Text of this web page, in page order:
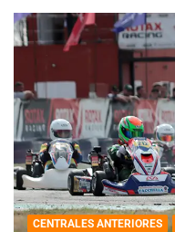
CENTRALES ANTERIORES